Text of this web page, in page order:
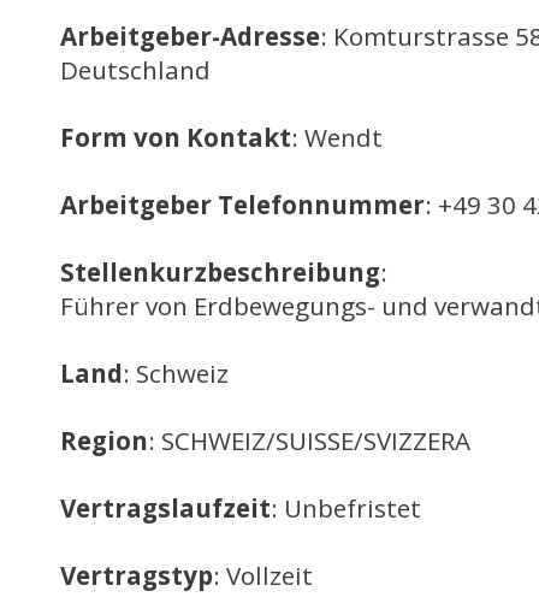
Arbeitgeber-Adresse: Komturstrasse
Deutschland
Form von Kontakt: Wendt
Arbeitgeber Telefonnummer: +49 30
Stellenkurzbeschreibung:
Führer von Erdbewegungs- und
Land: Schweiz
Region: SCHWEIZ/SUISSE/SVIZZERA
Vertragslaufzeit: Unbefristet
Vertragstyp: Vollzeit